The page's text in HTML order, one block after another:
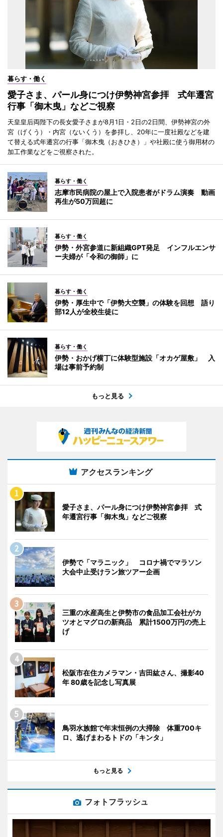
暮らす・働く
愛子さま、パール身につけ伊勢神宮参拝 式年遷宮
行事「御木曳」などご視察
天皇皇后両陛下の長女愛子さまが8月1日・2日の2日間、伊勢神宮の外
宮（げくう）・内宮（ないくう）を参拝し、20年に一度社殿などを建
て替える式年遷宮の行事「御木曳（おきひき）」や社殿に使う御用材の
加工作業などをご視察された。
暮らす・働く
志摩市民病院の屋上で入院患者がドラム演奏 動画
再生が50万回超に
暮らす・働く
伊勢・外宮参道に新組織GPT発足 インフルエンサ
ー夫婦が「令和の御師」に
暮らす・働く
伊勢・厚生中で「伊勢大空襲」の体験を回想 語り
部12人が全校生徒に
暮らす・働く
伊勢・おかげ横丁に体験型施設「オカゲ屋敷」 入
場は事前予約制
もっと見る
アクセスランキング
愛子さま、パール身につけ伊勢神宮参拝 式
年遷宮行事「御木曳」などご視察
伊勢で「マラニック」 コロナ禍でマラソン
大会中止受けラン旅ツアー企画
三重の水産高生と伊勢市の食品加工会社がカ
ツオとマグロの新商品 累計1500万円の売上
げ
松阪市在住カメラマン・吉田紘さん、撮影40
年 80歳を記念し写真展
鳥羽水族館で年末恒例の大掃除 体重700キ
ロ、逃げまわるトドの「キンタ」
もっと見る
フォトフラッシュ